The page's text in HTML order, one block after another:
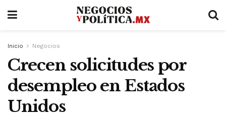
Inicio Negocios
Crecen solicitudes por
desempleo en Estados
Unidos